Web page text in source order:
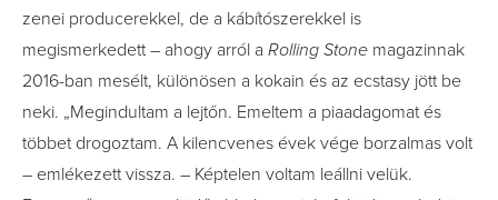
zenei producerekkel, de a kábítószerekkel is
megismerkedett – ahogy arról a Rolling Stone magazinnak
2016-ban mesélt, különösen a kokain és az ecstasy jött be
neki. „Megindultam a lejtőn. Emeltem a piaadagomat és
többet drogoztam. A kilencvenes évek vége borzalmas volt
– emlékezett vissza. – Képtelen voltam leállni velük.